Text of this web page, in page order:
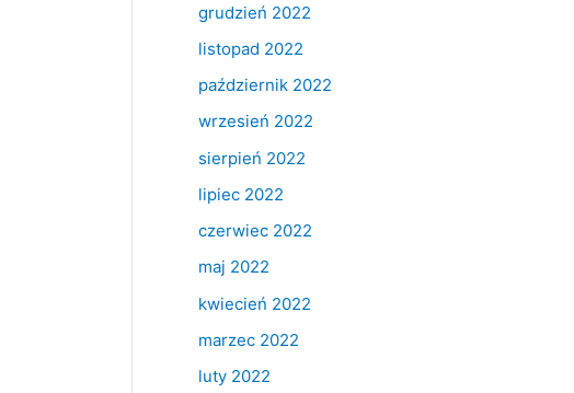
grudzień 2022
listopad 2022
październik 2022
wrzesień 2022
sierpień 2022
lipiec 2022
czerwiec 2022
maj 2022
kwiecień 2022
marzec 2022
luty 2022